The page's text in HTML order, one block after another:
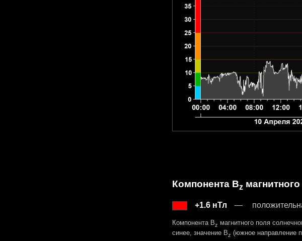
Компонента Bz
+1.6 нТл
Компонента Bz магнитного поля
синее, значение Bz (южное направление